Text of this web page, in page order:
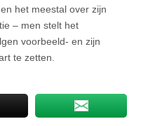
het meestal over zijn
– men stelt het
voorbeeld- en zijn
te zetten.